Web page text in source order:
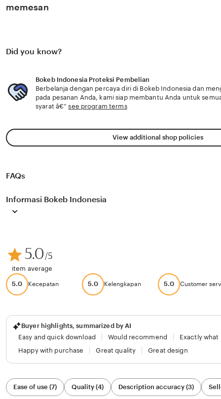
memesan
Did you know?
Bokeb Indonesia Proteksi Pembelian
Berbelanja dengan percaya diri di Bokeb Indonesia dan
pada pesanan Anda, kami siap membantu Anda untuk
syarat â€”see program terms
View additional shop policies
FAQs
Informasi Bokeb Indonesia
5.0/5
item average
5.0 Kecepatan 5.0 Kelengkapan 5.0 Customer
Buyer highlights, summarized by AI
Easy and quick download
Would recommend
Exactly what
Happy with purchase
Great quality Great design
Filter
byEase of use (7) Quality (4) Description accuracy (3)